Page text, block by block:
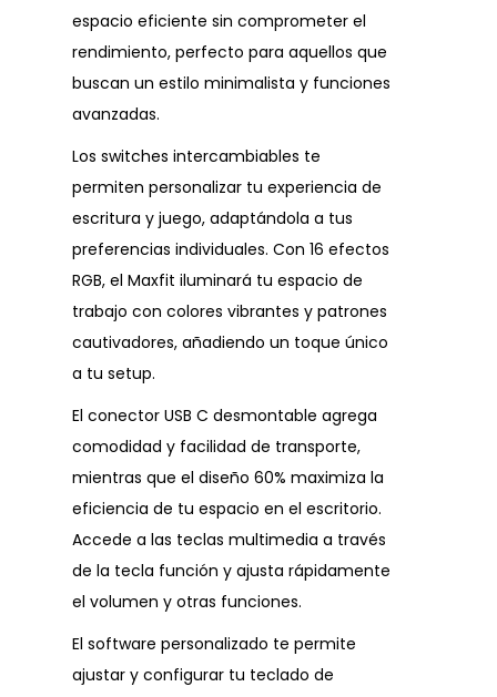
espacio eficiente sin comprometer el
rendimiento, perfecto para aquellos que
buscan un estilo minimalista y funciones
avanzadas.
Los switches intercambiables te
permiten personalizar tu experiencia de
escritura y juego, adaptándola a tus
preferencias individuales. Con 16 efectos
RGB, el Maxfit iluminará tu espacio de
trabajo con colores vibrantes y patrones
cautivadores, añadiendo un toque único
a tu setup.
El conector USB C desmontable agrega
comodidad y facilidad de transporte,
mientras que el diseño 60% maximiza la
eficiencia de tu espacio en el escritorio.
Accede a las teclas multimedia a través
de la tecla función y ajusta rápidamente
el volumen y otras funciones.
El software personalizado te permite
ajustar y configurar tu teclado de